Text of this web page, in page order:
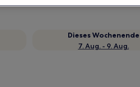
Dieses Wochenende
7. Aug. - 9. Aug.